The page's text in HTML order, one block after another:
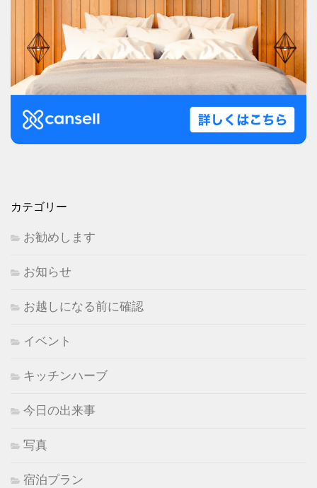
カテゴリー
お勧めします
お知らせ
お越しになる前に確認
イベント
キッチンハーブ
今日の出来事
写真
宿泊プラン